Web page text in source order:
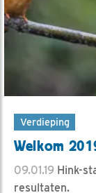
Verdieping
Welkom
09.01.19 Hink-
resultaten.